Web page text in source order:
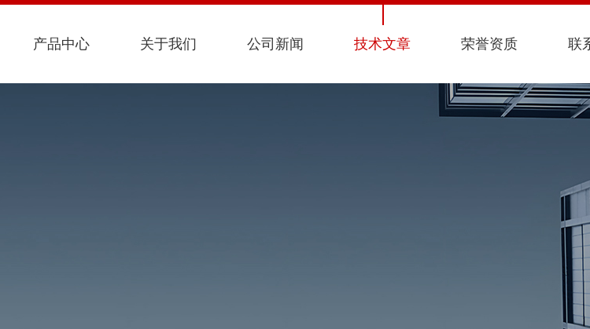
产品中心 关于我们 公司新闻 技术文章 荣誉资质 联